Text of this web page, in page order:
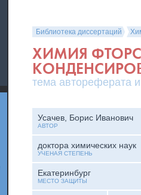
Библиотека диссертаций
ХИМИЯ
тема автореферата
Усачев, Борис Иванович
АВТОР
доктора химических наук
УЧЕНАЯ СТЕПЕНЬ
Екатеринбург
МЕСТО ЗАЩИТЫ